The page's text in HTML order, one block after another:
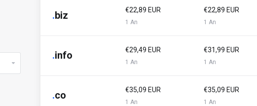
.biz €22,89 EUR
1 An
€22,89 EUR
1 An
.info €29,49 EUR
1 An
€31,99 EUR
1 An
.co €35,09 EUR
1 An
€35,09 EUR
1 An